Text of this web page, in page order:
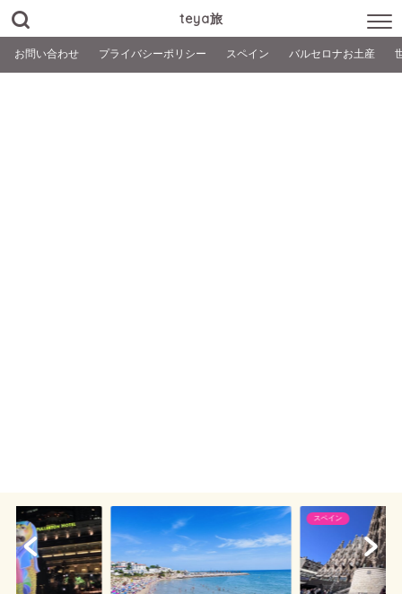
teya旅
お問い合わせ プライバシーポリシー スペイン バルセロナお土産
スペイン